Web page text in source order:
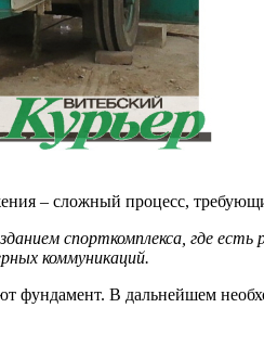
– сложный процесс,
спорткомплекса, где есть
коммуникаций.
фундамент. В дальнейшем